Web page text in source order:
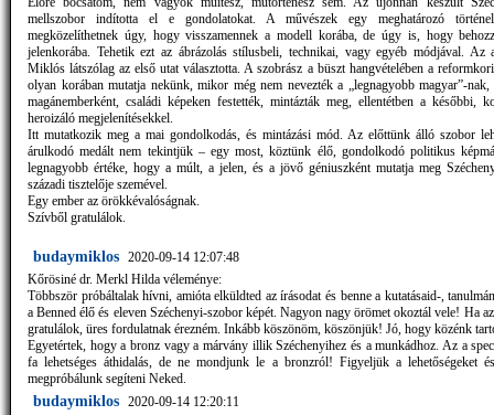
mellszobor indította el e gondolatokat. A művészek egy meghatározó
megközelíthetnek úgy, hogy visszamennek a modell korába, de úgy is, hogy
jelenkorába. Tehetik ezt az ábrázolás stílusbeli, technikai, vagy egyéb módjával. Az
Miklós látszólag az első utat választotta. A szobrász a büszt hangvételében a
olyan korában mutatja nekünk, mikor még nem nevezték a „legnagyobb magyar”-nak,
magánemberként, családi képeken festették, mintázták meg, ellentétben a későbbi,
heroizáló megjelenítésekkel.
Itt mutatkozik meg a mai gondolkodás, és mintázási mód. Az előttünk álló szobor
árulkodó medált nem tekintjük – egy most, köztünk élő, gondolkodó politikus
legnagyobb értéke, hogy a múlt, a jelen, és a jövő géniuszként mutatja meg
századi tisztelője szemével.
Egy ember az örökkévalóságnak.
Szívből gratulálok.
budaymiklos 2020-09-14 12:07:48
Kőrösiné dr. Merkl Hilda véleménye:
Többször próbáltalak hívni, amióta elküldted az írásodat és benne a kutatásaid-,
a Benned élő és eleven Széchenyi-szobor képét. Nagyon nagy örömet okoztál vele! Ha
gratulálok, üres fordulatnak érezném. Inkább köszönöm, köszönjük! Jó, hogy közénk
Egyetértek, hogy a bronz vagy a márvány illik Széchenyihez és a munkádhoz. Az a
fa lehetséges áthidalás, de ne mondjunk le a bronzról! Figyeljük a lehetőségeket
megpróbálunk segíteni Neked.
budaymiklos 2020-09-14 12:20:11